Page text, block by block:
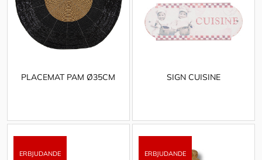
PLACEMAT PAM Ø35CM SIGN CUISINE